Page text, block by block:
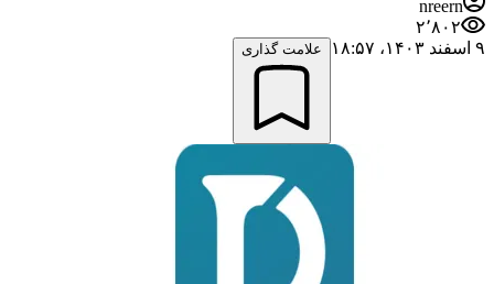
nreern
۲٬۸۰۲
۹ اسفند ۱۴۰۳،‏ ۱۸:۵۷
علامت گذاری